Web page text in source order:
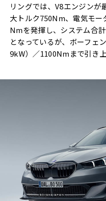
リングでは、V8エンジン
大トルク750Nm、電気モ
Nmを発揮し、システム合
となっているが、ボーフェ
9kW）／1100Nmまで引き